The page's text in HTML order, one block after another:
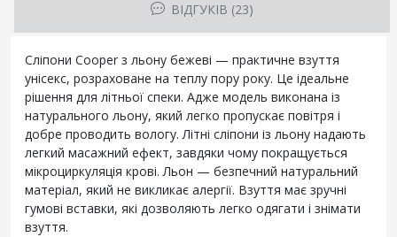
ВІДГУКІВ (23)
Сліпони Cooper з льону бежеві — практичне взуття
унісекс, розраховане на теплу пору року. Це ідеальне
рішення для літньої спеки. Адже модель виконана із
натурального льону, який легко пропускає повітря і
добре проводить вологу. Літні сліпони із льону надають
легкий масажний ефект, завдяки чому покращується
мікроциркуляція крові. Льон — безпечний натуральний
матеріал, який не викликає алергії. Взуття має зручні
гумові вставки, які дозволяють легко одягати і знімати
взуття.